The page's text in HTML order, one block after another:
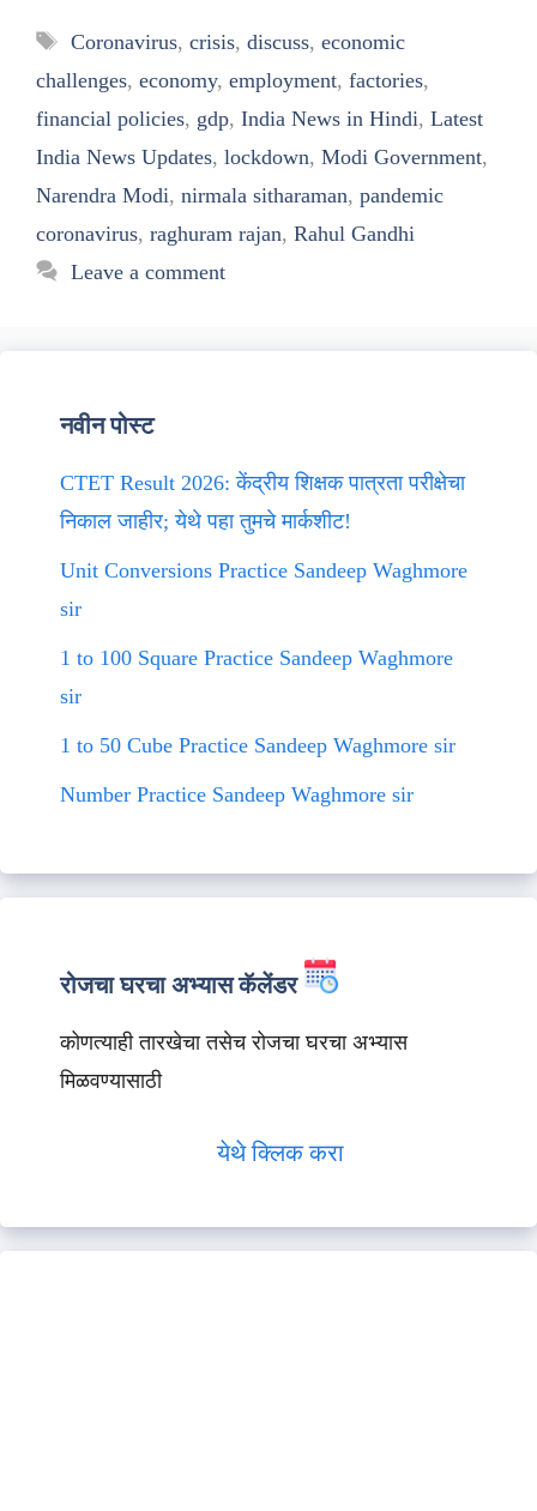
Tags
Coronavirus, crisis, discuss, economic
challenges, economy, employment, factories,
financial policies, gdp, India News in Hindi, Latest
India News Updates, lockdown, Modi Government,
Narendra Modi, nirmala sitharaman, pandemic
coronavirus, raghuram rajan, Rahul Gandhi
Leave a comment
नवीन पोस्ट
CTET Result 2026: केंद्रीय शिक्षक पात्रता परीक्षेचा
निकाल जाहीर; येथे पहा तुमचे मार्कशीट!
Unit Conversions Practice Sandeep Waghmore
sir
1 to 100 Square Practice Sandeep Waghmore
sir
1 to 50 Cube Practice Sandeep Waghmore sir
Number Practice Sandeep Waghmore sir
रोजचा घरचा अभ्यास कॅलेंडर
कोणत्याही तारखेचा तसेच रोजचा घरचा अभ्यास
मिळवण्यासाठी
येथे क्लिक करा